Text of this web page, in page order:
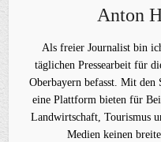
Anton
Als freier Journalist bin
täglichen Pressearbeit für
Oberbayern befasst. Mit den
eine Plattform bieten für
Landwirtschaft, Tourismus
Medien keinen